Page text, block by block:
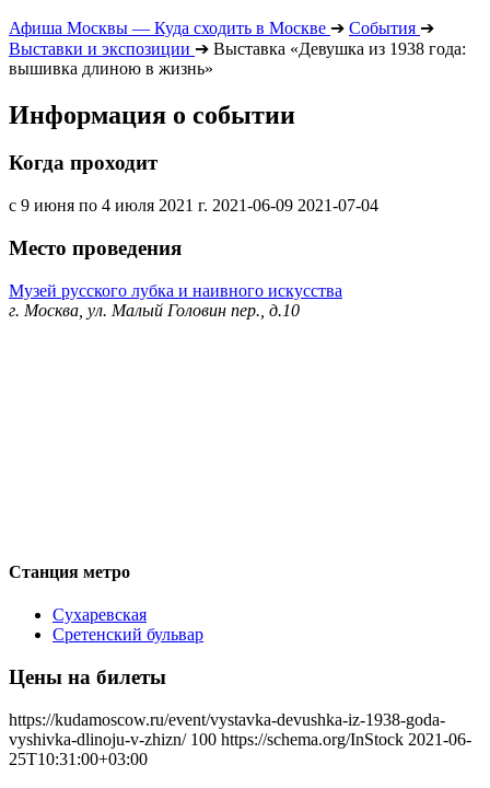
Афиша Москвы — Куда сходить в Москве ➔ События ➔
Выставки и экспозиции ➔ Выставка «Девушка из 1938 года:
вышивка длиною в жизнь»
Информация о событии
Когда проходит
с 9 июня по 4 июля 2021 г. 2021-06-09 2021-07-04
Место проведения
Музей русского лубка и наивного искусства
г. Москва, ул. Малый Головин пер., д.10
Станция метро
Сухаревская
Сретенский бульвар
Цены на билеты
https://kudamoscow.ru/event/vystavka-devushka-iz-1938-goda-
vyshivka-dlinoju-v-zhizn/ 100 https://schema.org/InStock 2021-06-
25T10:31:00+03:00